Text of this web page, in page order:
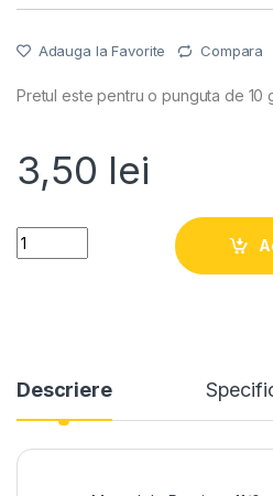
Adauga la Favorite Compara
Pretul este pentru o punguta de 10
3,50 lei
Quantity
Descriere